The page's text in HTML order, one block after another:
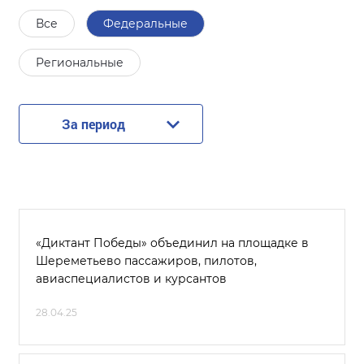
Все Федеральные
Региональные
За период
«Диктант Победы» объединил на площадке в
Шереметьево пассажиров, пилотов,
авиаспециалистов и курсантов
28.04.25